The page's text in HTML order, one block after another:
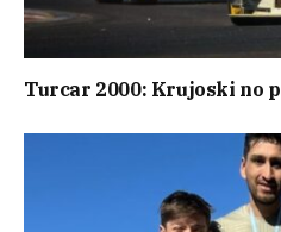
Turcar 2000: Krujoski no